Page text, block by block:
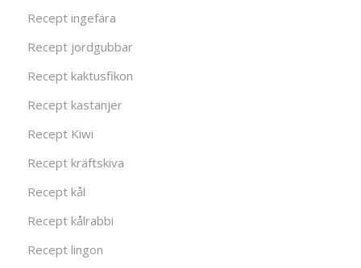
Recept ingefära
Recept jordgubbar
Recept kaktusfikon
Recept kastanjer
Recept Kiwi
Recept kräftskiva
Recept kål
Recept kålrabbi
Recept lingon